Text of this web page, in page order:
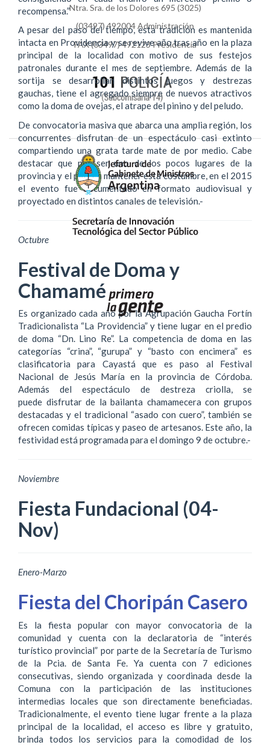
recompensa.”
A pesar del paso del tiempo, esta tradición es mantenida
intacta en Providencia y se revive año tras año en la plaza
principal de la localidad con motivo de sus festejos
patronales durante el mes de septiembre. Además de la
sortija se desarrollan distintos juegos y destrezas
gauchas, tiene el agregado siempre de nuevos atractivos
como la doma de ovejas, el atrape del pinino y del peludo.
De convocatoria masiva que abarca una amplia región, los
concurrentes disfrutan de un espectáculo casi extinto
compartiendo una grata tarde mate de por medio. Cabe
destacar que por ser uno de los pocos lugares de la
provincia y el país en mantener esta costumbre, en el 2015
el evento fue documentado en formato audiovisual y
proyectado en distintos canales de televisión.-
Octubre
Festival de Doma y
Chamamé
Es organizado cada año por la Agrupación Gaucha Fortín
Tradicionalista “La Providencia” y tiene lugar en el predio
de doma “Dn. Lino Re”. La competencia de doma en las
categorías “crina”, “gurupa” y “basto con encimera” es
clasificatoria para Cayastá que es paso al Festival
Nacional de Jesús María en la provincia de Córdoba.
Además del espectáculo de destreza criolla, se
puede disfrutar de la bailanta chamamecera con grupos
destacadas y el tradicional “asado con cuero”, también se
ofrecen comidas típicas y paseo de artesanos. Este año, la
festividad está programada para el domingo 9 de octubre.-
Noviembre
Fiesta Fundacional (04-
Nov)
Enero-Marzo
Fiesta del Choripán Casero
Es la fiesta popular con mayor convocatoria de la
comunidad y cuenta con la declaratoria de “interés
turístico provincial” por parte de la Secretaría de Turismo
de la Pcia. de Santa Fe. Ya cuenta con 7 ediciones
consecutivas, siendo organizada y coordinada desde la
Comuna con la participación de las instituciones
intermedias locales que son directamente beneficiadas.
Tradicionalmente, el evento tiene lugar frente a la plaza
principal de la localidad, el acceso es libre y gratuito,
brinda todos los servicios para la comodidad de los
Ntra. Sra. de los Dolores 695 (3025)
(03497) 492004 Administración
FAX (03497) 492123 Presidencia